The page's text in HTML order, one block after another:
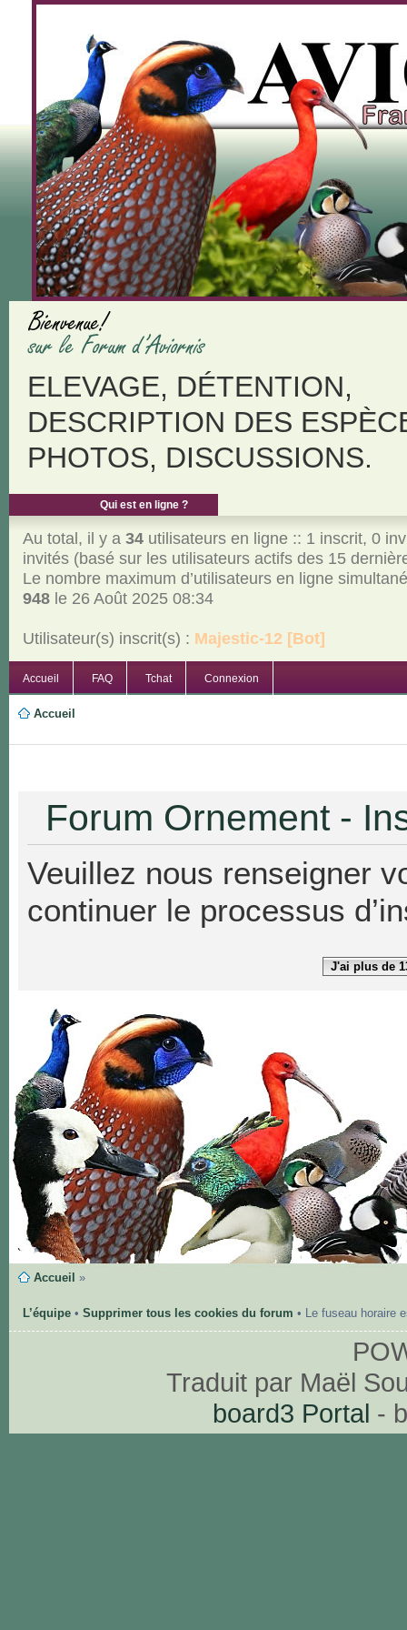
ELEVAGE, DÉTENTION,
DESCRIPTION DES
PHOTOS, DISCUSSIONS.
Qui est en ligne ?
Au total, il y a 34utilisateurs en ligne :: 1 inscrit, 0
invités (basé sur les utilisateurs actifs des 15
Le nombre maximum d’utilisateurs en ligne
948le 26 Août 2025 08:34
Utilisateur(s) inscrit(s) : Majestic-12 [Bot]
Accueil FAQ Tchat Connexion
Accueil
Forum Ornement -
Veuillez nous renseigner
continuer le processus
J'ai plus de
Accueil »
L’équipe• Supprimer tous les cookies du forum • Le fuseau horaire
Traduit par Maël
board3 Portal -